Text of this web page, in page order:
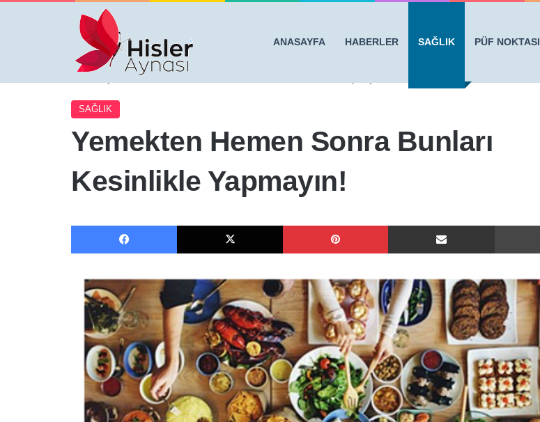
ANASAYFA HABERLER SAĞLIK PÜF NOKTASI
SAĞLIK
Yemekten Hemen Sonra Bunları
Kesinlikle Yapmayın!
Facebook X Pinterest E-Posta ile paylaş